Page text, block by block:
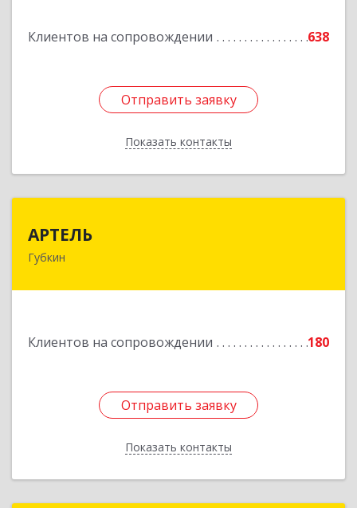
Клиентов на сопровождении 638
Отправить заявку
Показать контакты
Отправить заявку
Назад
АРТЕЛЬ
Губкин
Клиентов на сопровождении 180
Отправить заявку
Показать контакты
309181, Белгородская обл, Губкинский р-н,
Отправить заявку
Назад